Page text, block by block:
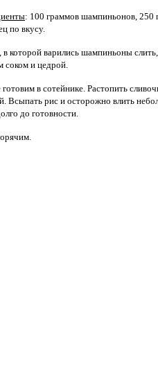
: 100 граммов шампиньонов, 250
по вкусу.
варились шампиньоны слить,
соком и цедрой.
готовим в сотейнике. Растопить
Всыпать рис и осторожно влить
до готовности.